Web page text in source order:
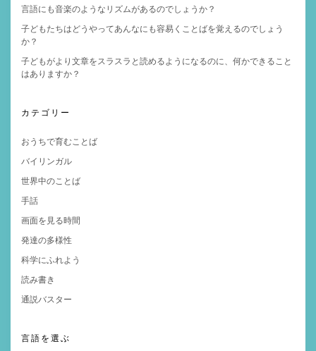
言語にも音楽のようなリズムがあるのでしょうか？
子どもたちはどうやってあんなにも容易くことばを覚えるのでしょう
か？
子どもがより文章をスラスラと読めるようになるのに、何かできること
はありますか？
カテゴリー
おうちで育むことば
バイリンガル
世界中のことば
手話
画面を見る時間
発達の多様性
科学にふれよう
読み書き
通説バスター
言語を選ぶ